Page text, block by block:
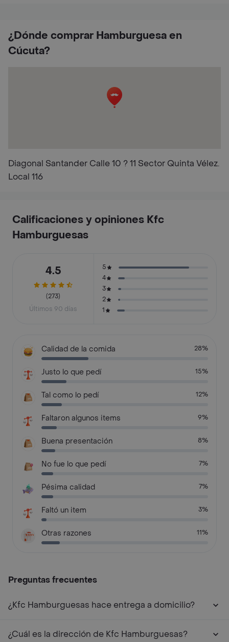
¿Dónde comprar Hamburguesa en
Cúcuta?
Diagonal Santander Calle 10 ? 11 Sector Quinta Vélez.
Local 116
Calificaciones y opiniones Kfc
Hamburguesas
4.5
(273)
Últimos 90 días
5
4
3
2
1
Calidad de la comida 28%
Justo lo que pedí 15%
Tal como lo pedí 12%
Faltaron algunos items 9%
Buena presentación 8%
No fue lo que pedí 7%
Pésima calidad 7%
Faltó un item 3%
Otras razones 11%
Preguntas frecuentes
¿Kfc Hamburguesas hace entrega a domicilio?
¿Cuál es la dirección de Kfc Hamburguesas?